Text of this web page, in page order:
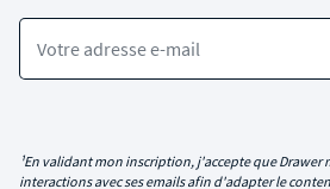
Votre adresse e-mail
¹En validant mon inscription, j'accepte que Drawer
interactions avec ses emails afin d'adapter le